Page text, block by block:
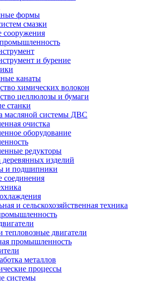
формы
смазки
сооружения
и бурение
канаты
химических волокон
целлюлозы и бумаги
станки
масляной системы ДВС
очистка
оборудование
редукторы
изделий
и подшипники
соединения
и сельскохозяйственная техника
тепловозные двигатели
промышленность
металлов
процессы
системы